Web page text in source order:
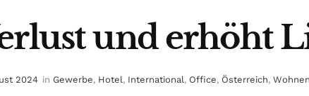
und erhöht
2024 in Gewerbe, Hotel, International, Office, Österreich, Wohnen